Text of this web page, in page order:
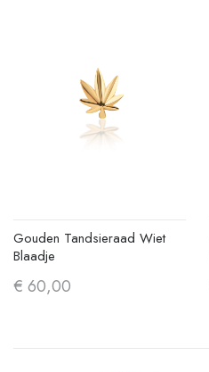
Gouden Tandsieraad Wiet
Blaadje
€ 60,00